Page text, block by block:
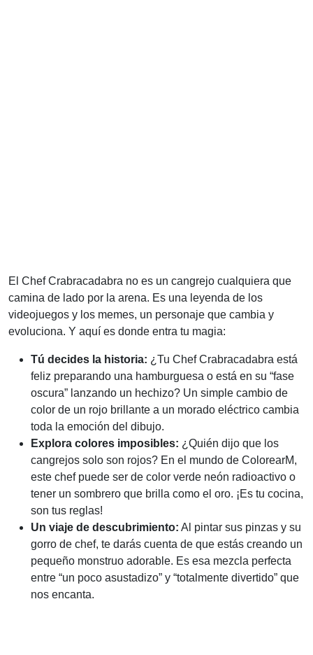
El Chef Crabracadabra no es un cangrejo cualquiera que
camina de lado por la arena. Es una leyenda de los
videojuegos y los memes, un personaje que cambia y
evoluciona. Y aquí es donde entra tu magia:
Tú decides la historia: ¿Tu Chef Crabracadabra está
feliz preparando una hamburguesa o está en su “fase
oscura” lanzando un hechizo? Un simple cambio de
color de un rojo brillante a un morado eléctrico cambia
toda la emoción del dibujo.
Explora colores imposibles: ¿Quién dijo que los
cangrejos solo son rojos? En el mundo de ColorearM,
este chef puede ser de color verde neón radioactivo o
tener un sombrero que brilla como el oro. ¡Es tu cocina,
son tus reglas!
Un viaje de descubrimiento: Al pintar sus pinzas y su
gorro de chef, te darás cuenta de que estás creando un
pequeño monstruo adorable. Es esa mezcla perfecta
entre “un poco asustadizo” y “totalmente divertido” que
nos encanta.